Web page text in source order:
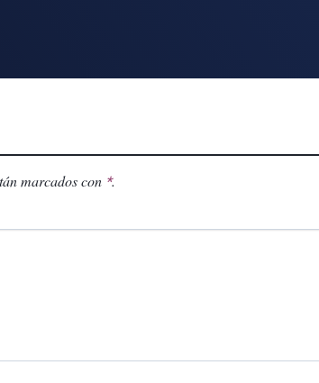
marcados con *.